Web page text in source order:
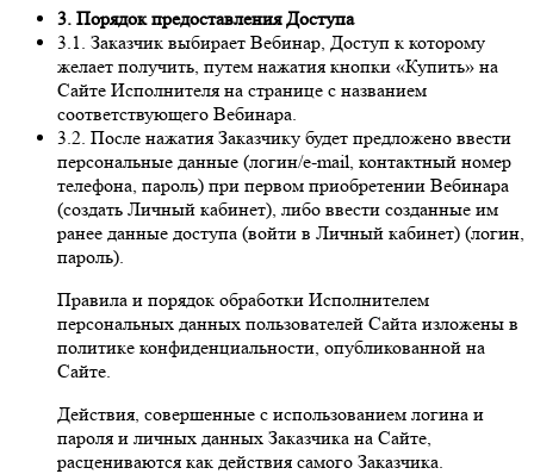
3. Порядок предоставления Доступа
3.1. Заказчик выбирает Вебинар, Доступ к которому
желает получить, путем нажатия кнопки «Купить» на
Сайте Исполнителя на странице с названием
соответствующего Вебинара.
3.2. После нажатия Заказчику будет предложено ввести
персональные данные (логин/e-mail, контактный номер
телефона, пароль) при первом приобретении Вебинара
(создать Личный кабинет), либо ввести созданные им
ранее данные доступа (войти в Личный кабинет) (логин,
пароль).
Правила и порядок обработки Исполнителем
персональных данных пользователей Сайта изложены в
политике конфиденциальности, опубликованной на
Сайте.
Действия, совершенные с использованием логина и
пароля и личных данных Заказчика на Сайте,
расцениваются как действия самого Заказчика.